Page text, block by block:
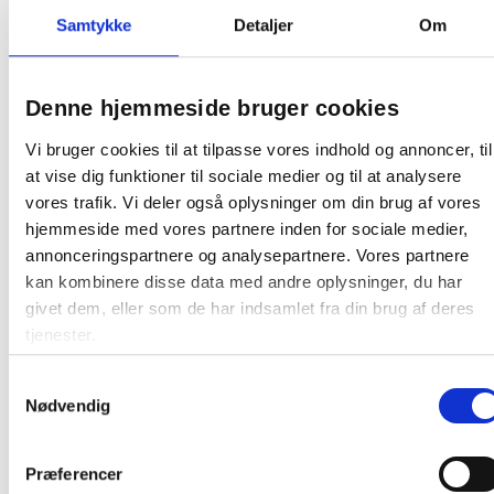
Samtykke Detaljer Om
Denne hjemmeside bruger cookies
Vi bruger cookies til at tilpasse vores indhold og annoncer, til
at vise dig funktioner til sociale medier og til at analysere
vores trafik. Vi deler også oplysninger om din brug af vores
hjemmeside med vores partnere inden for sociale medier,
annonceringspartnere og analysepartnere. Vores partnere
kan kombinere disse data med andre oplysninger, du har
givet dem, eller som de har indsamlet fra din brug af deres
tjenester.
Nødvendig
Præferencer
Fra 171,13 / flaske
flasker Læg i kurv
Andre kunder købte også
Gratis levering